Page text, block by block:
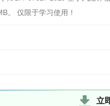
。 仅限于学习使用！
立